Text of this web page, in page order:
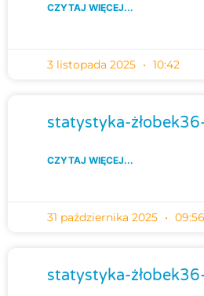
CZYTAJ WIĘCEJ...
3 listopada 2025 10:42
statystyka-
CZYTAJ WIĘCEJ...
31 października 2025 09:56
statystyka-